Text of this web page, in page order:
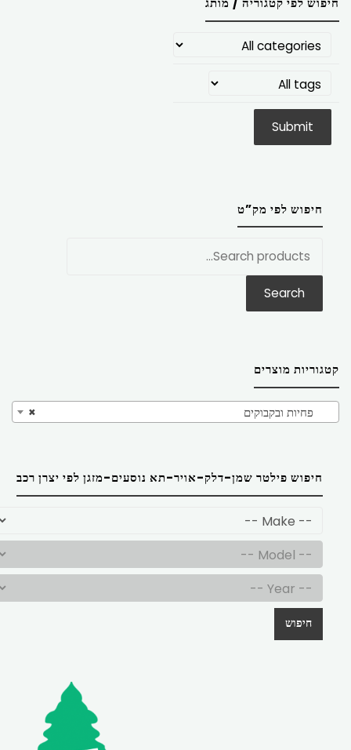
חיפוש לפי מק”ט
Search
קטגוריות מוצרים
× פחיות ובקבוקים
חיפוש פילטר שמן-דלק-אויר-תא נוסעים-מזגן לפי יצרן רכב
חיפוש